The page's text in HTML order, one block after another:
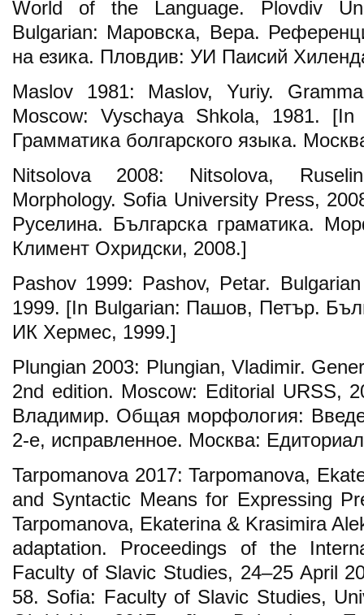
World of the Language. Plovdiv
Bulgarian: Маровска, Вера.
на езика. Пловдив: УИ Паисий
Maslov 1981: Maslov, Yuriy.
Moscow: Vyschaya Shkola, 1981.
Грамматика болгарского языка.
Nitsolova 2008: Nitsolova,
Morphology. Sofia University Press,
Руселина. Българска граматика.
Климент Охридски, 2008.]
Pashov 1999: Pashov, Petar.
1999. [In Bulgarian: Пашов, Петър.
ИК Хермес, 1999.]
Plungian 2003: Plungian, Vladimir.
2nd edition. Moscow: Editorial URSS,
Владимир. Общая морфология:
2-е, исправленное. Москва:
Tarpomanova 2017: Tarpomanova,
and Syntactic Means for Expressing
Tarpomanova, Ekaterina & Krasimira
adaptation. Proceedings of the
Faculty of Slavic Studies, 24–25 April
58. Sofia: Faculty of Slavic Studies,